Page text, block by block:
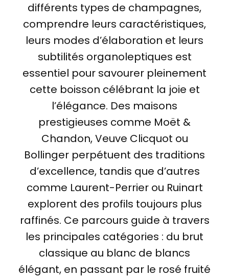
différents types de champagnes,
comprendre leurs caractéristiques,
leurs modes d’élaboration et leurs
subtilités organoleptiques est
essentiel pour savourer pleinement
cette boisson célébrant la joie et
l’élégance. Des maisons
prestigieuses comme Moët &
Chandon, Veuve Clicquot ou
Bollinger perpétuent des traditions
d’excellence, tandis que d’autres
comme Laurent-Perrier ou Ruinart
explorent des profils toujours plus
raffinés. Ce parcours guide à travers
les principales catégories : du brut
classique au blanc de blancs
élégant, en passant par le rosé fruité